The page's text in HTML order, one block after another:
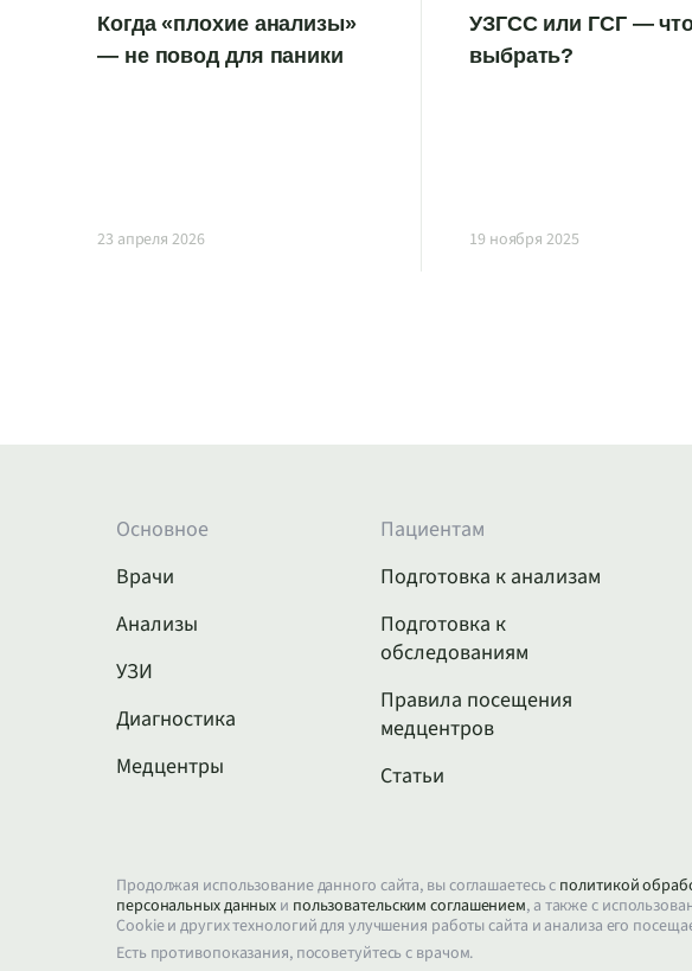
Когда «плохие анализы»
— не повод для паники
23 апреля 2026
УЗГСС или ГСГ —
выбрать?
19 ноября 2025
Основное
Врачи
Анализы
УЗИ
Диагностика
Медцентры
Пациентам
Подготовка к анализам
Подготовка к
обследованиям
Правила посещения
медцентров
Статьи
Продолжая использование данного сайта, вы соглашаетесь с политикой
персональных данных и пользовательским соглашением, а также с
Cookie и других технологий для улучшения работы сайта и анализа его
Есть противопоказания, посоветуйтесь с врачом.